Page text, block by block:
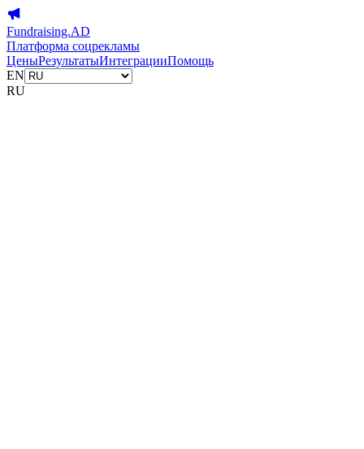
Fundraising.AD
Платформа соцрекламы
ЦеныРезультатыИнтеграцииПомощь
EN
RU